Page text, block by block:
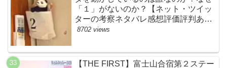
「１」がないのか？【ネット・ツイッ
ターの考察ネタバレ感想評価評判あら
すじ原作犯人キャスト黒幕伏線まと
8702 views
【THE FIRST】富士山合宿第２ステー